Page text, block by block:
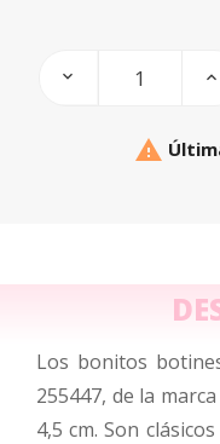

Los bonitos
255447, de la marca
4,5 cm. Son